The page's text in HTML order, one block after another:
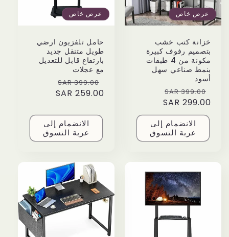
عرض خاص
خزانة كتب خشب
بتصميم رفوف كبيرة
مكونة من 4 طبقات
بنمط صناعي سهل
أسود
Regular
price
399.00 SAR
Sale
price
299.00 SAR
الانضمام إلى
عربة التسوق
عرض خاص
حامل تلفزيون ارضي
طويل متنقل جديد
بارتفاع قابل للتعديل
مع عجلات
Regular
price
399.00 SAR
Sale
price
259.00 SAR
الانضمام إلى
عربة التسوق